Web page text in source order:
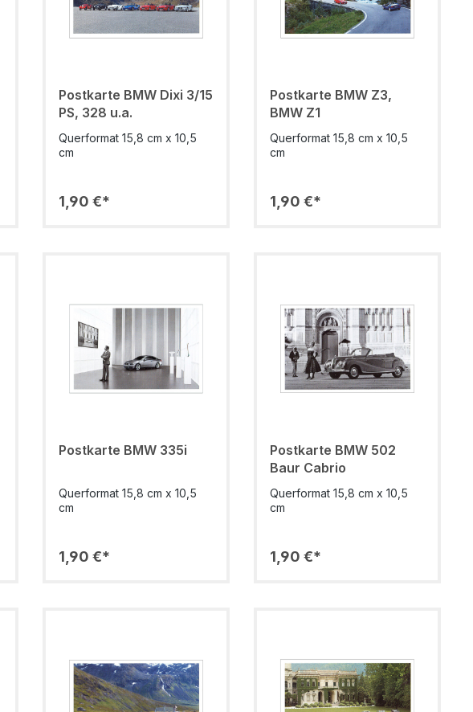
Postkarte BMW Dixi 3/15
PS, 328 u.a.
Querformat 15,8 cm x 10,5
cm
1,90 €*
Postkarte BMW Z3,
BMW Z1
Querformat 15,8 cm x 10,5
cm
1,90 €*
Postkarte BMW 335i
Querformat 15,8 cm x 10,5
cm
1,90 €*
Postkarte BMW 502
Baur Cabrio
Querformat 15,8 cm x 10,5
cm
1,90 €*